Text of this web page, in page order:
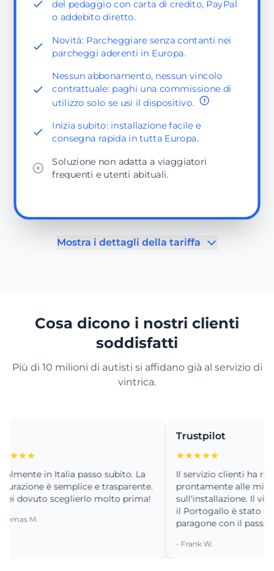
del pedaggio con carta di credito, PayPal
o addebito diretto.
Novità: Parcheggiare senza contanti nei
parcheggi aderenti in Europa.
Nessun abbonamento, nessun vincolo
contrattuale: paghi una commissione di
utilizzo solo se usi il dispositivo.
Inizia subito: installazione facile e
consegna rapida in tutta Europa.
Soluzione non adatta a viaggiatori
frequenti e utenti abituali.
Mostra i dettagli della tariffa
Cosa dicono i nostri clienti
soddisfatti
Più di 10 milioni di autisti si affidano già al servizio di
vintrica.
in Italia passo subito. La
è semplice e trasparente.
sceglierlo molto prima!
M.
Trustpilot
★★★★★
Il servizio clienti ha risposto
prontamente alle mie
sull'installazione. Il viaggio
il Portogallo è stato un
paragone con il passato.
- Frank W.